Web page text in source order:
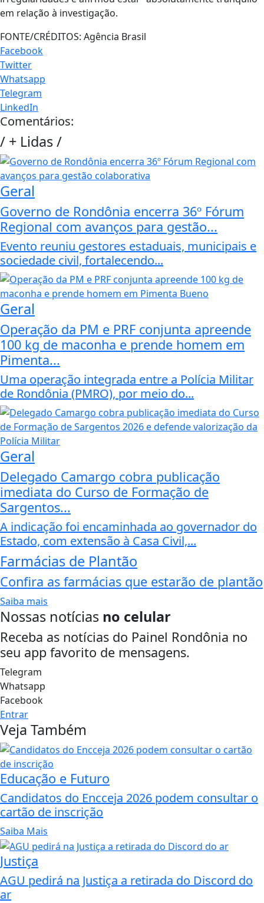
em relação à investigação.
FONTE/CRÉDITOS: Agência Brasil
Facebook
Twitter
Whatsapp
Telegram
LinkedIn
Comentários:
/ + Lidas/
Geral
Governo de Rondônia encerra 36º Fórum
Regional com avanços para gestão...
Evento reuniu gestores estaduais, municipais e
sociedade civil, fortalecendo...
Geral
Operação da PM e PRF conjunta apreende
100 kg de maconha e prende homem em
Pimenta...
Uma operação integrada entre a Polícia Militar
de Rondônia (PMRO), por meio do...
Geral
Delegado Camargo cobra publicação
imediata do Curso de Formação de
Sargentos...
A indicação foi encaminhada ao governador do
Estado, com extensão à Casa Civil,...
Farmácias de Plantão
Confira as farmácias que estarão de plantão
Saiba mais
Nossas notícias no celular
Receba as notícias do Painel Rondônia no
seu app favorito de mensagens.
Telegram
Whatsapp
Facebook
Entrar
Veja Também
Educação e Futuro
Candidatos do Encceja 2026 podem consultar o
cartão de inscrição
Saiba Mais
Justiça
AGU pedirá na Justiça a retirada do Discord do
ar